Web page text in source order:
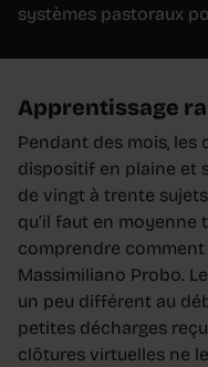
systèmes pastoraux
Apprentissage
Pendant des mois,
dispositif en plaine et
de vingt à trente sujets
qu’il faut en moyenne
comprendre
Massimiliano Probo.
un peu différent au
petites décharges
clôtures virtuelles ne